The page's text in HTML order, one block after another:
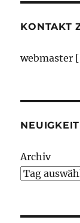
KONTAKT
webmaster
Archiv